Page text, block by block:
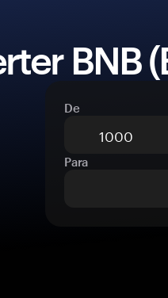
BNB
De
Para